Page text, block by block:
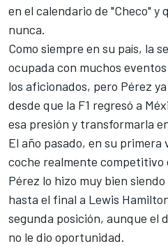
en el calendario de "Checo" y
nunca.
Como siempre en su país, la
ocupada con muchos
los aficionados, pero Pérez
desde que la F1 regresó a
esa presión y transformarla
El año pasado, en su primera
coche realmente
Pérez lo hizo muy bien
hasta el final a Lewis
segunda posición, aunque el
no le dio oportunidad.